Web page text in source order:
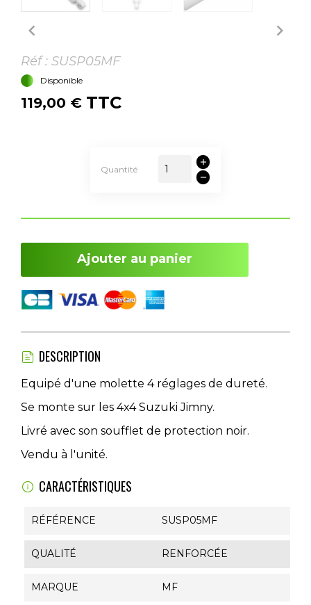
 
Réf : SUSP05MF
Disponible
119,00 € TTC
Quantité
Ajouter au panier
DESCRIPTION
Equipé d'une molette 4 réglages de dureté.
Se monte sur les 4x4 Suzuki Jimny.
Livré avec son soufflet de protection noir.
Vendu à l'unité.
CARACTÉRISTIQUES
RÉFÉRENCE SUSP05MF
QUALITÉ RENFORCÉE
MARQUE MF